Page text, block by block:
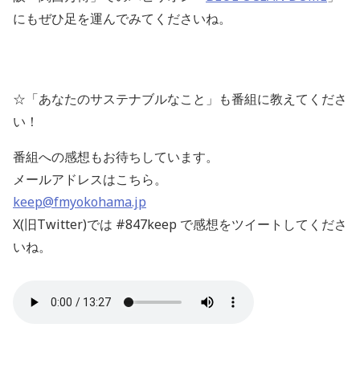
にもぜひ足を運んでみてくださいね。
☆「あなたのサステナブルなこと」も番組に教えてくださ
い！
番組への感想もお待ちしています。
メールアドレスはこちら。
keep@fmyokohama.jp
X(旧Twitter)では #847keep で感想をツイートしてくださ
いね。